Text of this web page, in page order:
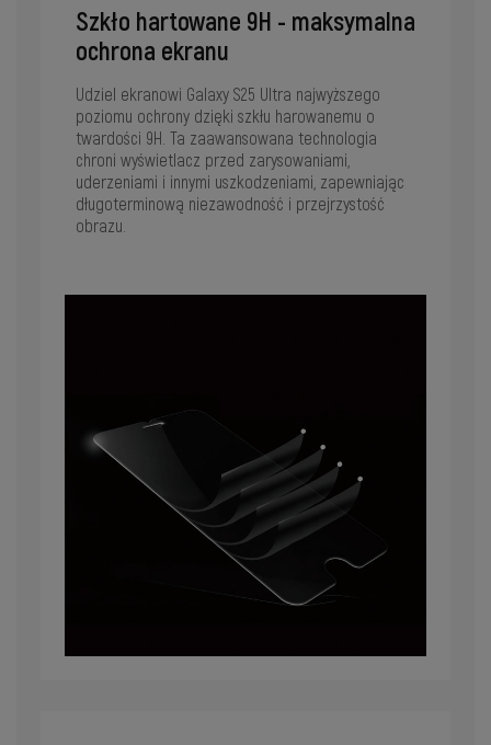
Szkło hartowane 9H - maksymalna
ochrona ekranu
Udziel ekranowi Galaxy S25 Ultra najwyższego
poziomu ochrony dzięki szkłu harowanemu o
twardości 9H. Ta zaawansowana technologia
chroni wyświetlacz przed zarysowaniami,
uderzeniami i innymi uszkodzeniami, zapewniając
długoterminową niezawodność i przejrzystość
obrazu.